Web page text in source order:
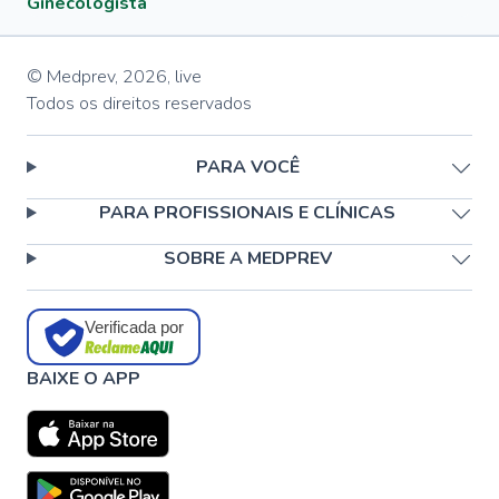
© Medprev, 2026, live
Todos os direitos reservados
PARA VOCÊ
PARA PROFISSIONAIS E CLÍNICAS
SOBRE A MEDPREV
Verificada por
BAIXE O APP